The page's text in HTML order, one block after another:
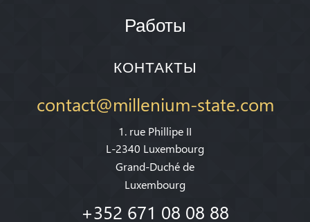
Работы
КОНТАКТЫ
contact@millenium-state.com
1. rue Phillipe II
L-2340 Luxembourg
Grand-Duché de
Luxembourg
+352 671 08 08 88